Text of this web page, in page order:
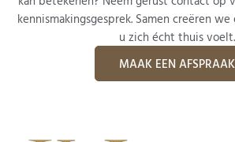
kennismakingsgesprek. Samen creëren
u zich écht thuis voelt.
MAAK EEN AFSPRAAK